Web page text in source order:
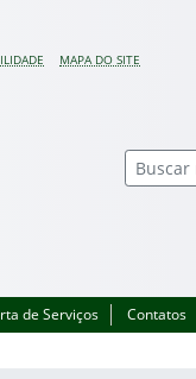
MAPA DO SITE
de Serviços Contatos